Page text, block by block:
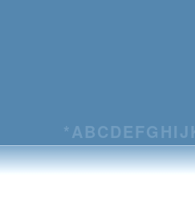
*ABCDEFG HIJ